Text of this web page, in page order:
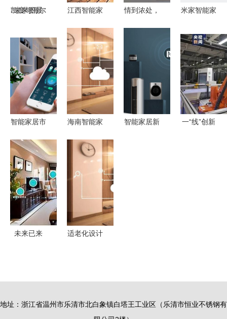
凯度与海尔
品牌白皮书
智能家居设
备的生态化
变革与未来
图景
江西智能家
代理,上饶
甲醛检测仪
新飞专业生
产
情到浓处，
的新情感表
米家智能家
得优先购买
的推荐
智能家居市
的深度思考
海南智能家
与热门设备
智能家居新
一“线”创新
未来已来
体验
适老化设计
地址：浙江省温州市乐清市北白象镇白塔王工业区（乐清市恒业不锈钢有